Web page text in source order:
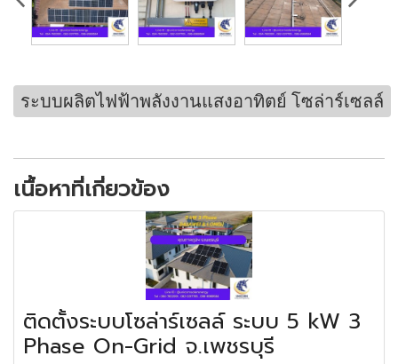
ระบบผลิตไฟฟ้าพลังงานแสงอาทิตย์ โซล่าร์เซลล์
เนื้อหาที่เกี่ยวข้อง
ติดตั้งระบบโซล่าร์เซลล์ ระบบ 5 kW 3
Phase On-Grid จ.เพชรบุรี